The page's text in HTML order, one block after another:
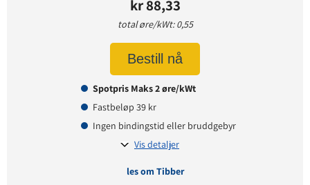
Prisinformasjon
1,90 øre per kWt
Månedspris:35 kr
Pris på papirfaktura:0 kr
Spotpris Maks 2 øre/kWt
Fastbeløp 39 kr
Ingen bindingstid eller bruddgebyr
Vis detaljer
kr 88,33
total øre/kWt: 0,55
Bestill nå
les om Tibber